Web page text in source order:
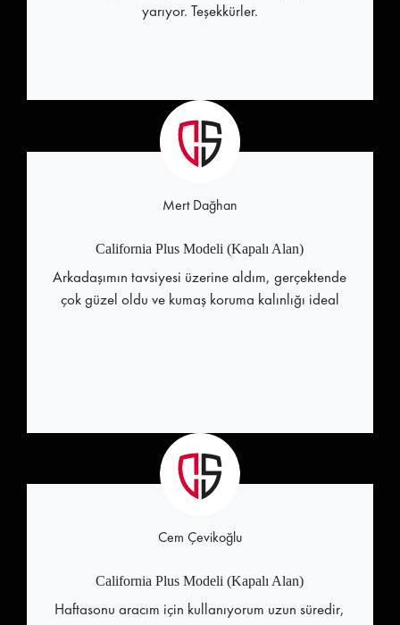
yarıyor. Teşekkürler.
Mert Dağhan
California Plus Modeli (Kapalı Alan)
Arkadaşımın tavsiyesi üzerine aldım, gerçektende
çok güzel oldu ve kumaş koruma kalınlığı ideal
Cem Çevikoğlu
California Plus Modeli (Kapalı Alan)
Haftasonu aracım için kullanıyorum uzun süredir,